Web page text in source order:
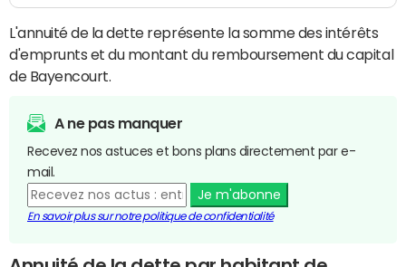
L'annuité de la dette représente la somme des intérêts
d'emprunts et du montant du remboursement du capital
de Bayencourt.
A ne pas manquer
Recevez nos astuces et bons plans directement par e-
mail.
Je m'abonne
En savoir plus sur notre politique de confidentialité